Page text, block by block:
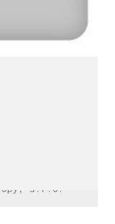
s.r.o.